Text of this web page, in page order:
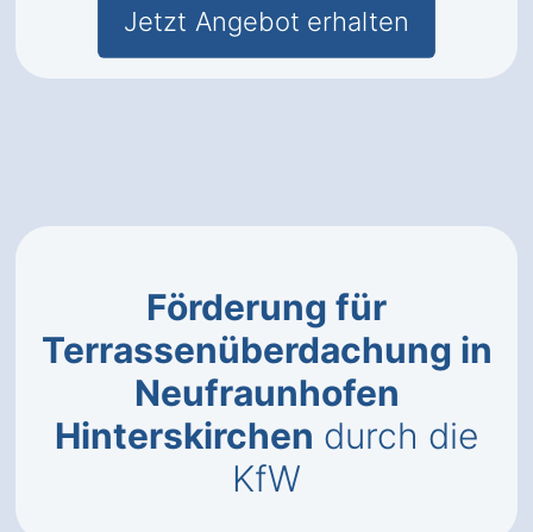
Jetzt Angebot erhalten
Förderung für
Terrassenüberdachung in
Neufraunhofen
Hinterskirchen durch die
KfW